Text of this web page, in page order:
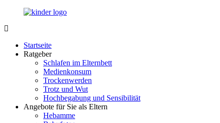
Zurück
Inhalt
Portal
Nachwuchs
Startseite
Ratgeber
Schlafen im Elternbett
Medienkonsum
Trockenwerden
Trotz und Wut
Hochbegabung und Sensibilität
Angebote für Sie als Eltern
Hebamme